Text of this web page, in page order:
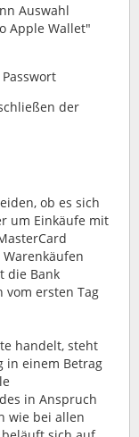
Auswahl
Apple Wallet"
der
ob es sich
um Einkäufe mit
die Bank
vom ersten Tag
handelt, steht
in einem Betrag
in Anspruch
wie bei allen